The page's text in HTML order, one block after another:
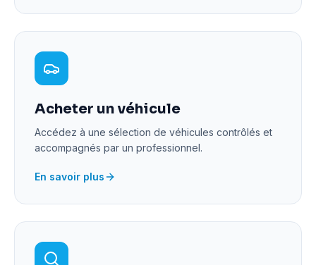
Acheter un véhicule
Accédez à une sélection de véhicules contrôlés et
accompagnés par un professionnel.
En savoir plus